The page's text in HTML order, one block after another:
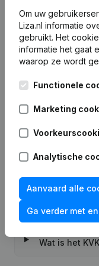
Financiële
Beheer
vermogen
Personeel
Veelgestelde
Wat is het
Om uw
Liza.nl informatie
gebruikt. Het
informatie het gaat
waarop ze wordt
Functionele
Marketing
Analytische
Aanvaard alle
Ga verder met